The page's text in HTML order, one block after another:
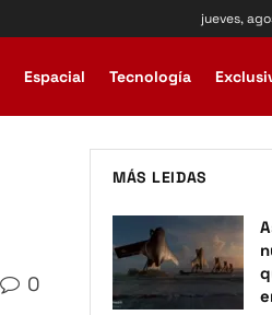
jueves,
Espacial Tecnología
0
MÁS LEIDAS